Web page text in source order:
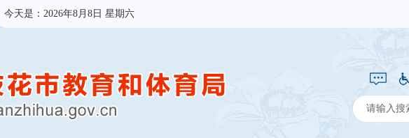
今天是： 2026年8月8日 星期六